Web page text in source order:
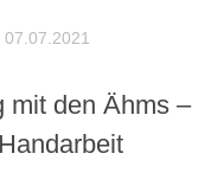
07.07.2021
mit den Ähms –